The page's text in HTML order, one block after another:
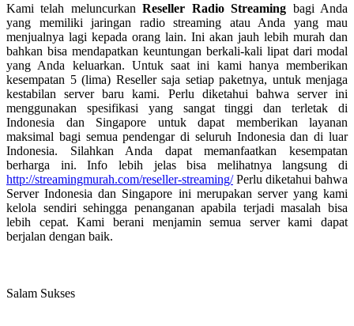
Kami telah meluncurkanReseller Radio Streaming bagi Anda
yang memiliki jaringan radio streaming atau Anda yang mau
menjualnya lagi kepada orang lain. Ini akan jauh lebih murah dan
bahkan bisa mendapatkan keuntungan berkali-kali lipat dari modal
yang Anda keluarkan. Untuk saat ini kami hanya memberikan
kesempatan 5 (lima) Reseller saja setiap paketnya, untuk menjaga
kestabilan server baru kami. Perlu diketahui bahwa server ini
menggunakan spesifikasi yang sangat tinggi dan terletak di
Indonesia dan Singapore untuk dapat memberikan layanan
maksimal bagi semua pendengar di seluruh Indonesia dan di luar
Indonesia. Silahkan Anda dapat memanfaatkan kesempatan
berharga ini. Info lebih jelas bisa melihatnya langsung di
http://streamingmurah.com/reseller-streaming/Perlu diketahui bahwa
Server Indonesia dan Singapore ini merupakan server yang kami
kelola sendiri sehingga penanganan apabila terjadi masalah bisa
lebih cepat. Kami berani menjamin semua server kami dapat
berjalan dengan baik.
Salam Sukses